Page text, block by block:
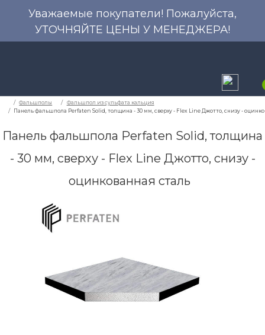
Уважаемые покупатели! Пожалуйста,
УТОЧНЯЙТЕ ЦЕНЫ У МЕНЕДЖЕРА!
Фальшполы Фальшпол из сульфата кальция
Панель фальшпола Perfaten Solid, толщина - 30 мм,
Панель фальшпола Perfaten Solid, толщина
- 30 мм, сверху - Flex Line Джотто, снизу -
оцинкованная сталь